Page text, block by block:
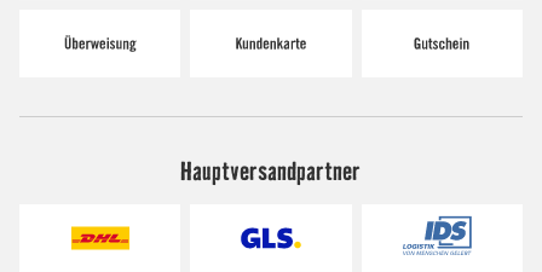
Hauptversandpartner